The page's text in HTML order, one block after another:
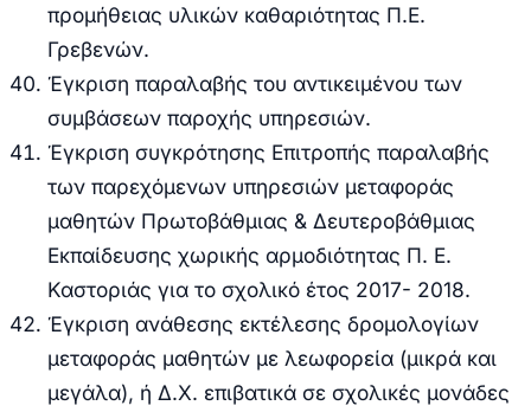
προμήθειας υλικών καθαριότητας Π.Ε.
Γρεβενών.
Έγκριση παραλαβής του αντικειμένου των
συμβάσεων παροχής υπηρεσιών.
Έγκριση συγκρότησης Επιτροπής παραλαβής
των παρεχόμενων υπηρεσιών μεταφοράς
μαθητών Πρωτοβάθμιας & Δευτεροβάθμιας
Εκπαίδευσης χωρικής αρμοδιότητας Π. Ε.
Καστοριάς για το σχολικό έτος 2017- 2018.
Έγκριση ανάθεσης εκτέλεσης δρομολογίων
μεταφοράς μαθητών με λεωφορεία (μικρά και
μεγάλα), ή Δ.Χ. επιβατικά σε σχολικές μονάδες